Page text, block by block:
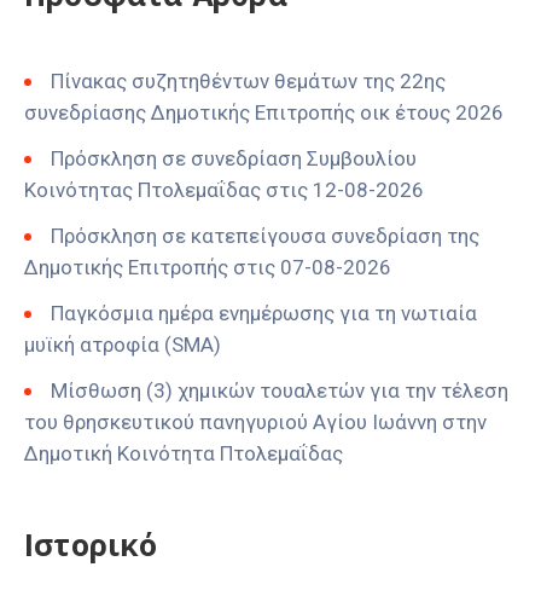
Πίνακας συζητηθέντων θεμάτων της 22ης
συνεδρίασης Δημοτικής Επιτροπής οικ έτους 2026
Πρόσκληση σε συνεδρίαση Συμβουλίου
Κοινότητας Πτολεμαΐδας στις 12-08-2026
Πρόσκληση σε κατεπείγουσα συνεδρίαση της
Δημοτικής Επιτροπής στις 07-08-2026
Παγκόσμια ημέρα ενημέρωσης για τη νωτιαία
μυϊκή ατροφία (SMA)
Μίσθωση (3) χημικών τουαλετών για την τέλεση
του θρησκευτικού πανηγυριού Αγίου Ιωάννη στην
Δημοτική Κοινότητα Πτολεμαΐδας
Ιστορικό